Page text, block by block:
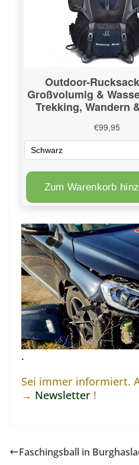
.
Sei immer informiert.
→ Newsletter !
Faschingsball in